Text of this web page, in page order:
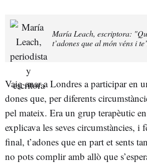
María Leach, escriptora:
t’adones que al món véns i
Vaig anar a Londres a participar en
dones que, per diferents
pel mateix. Era un grup terapèutic
explicava les seves circumstàncies, i
final, t’adones que en part et sents
no pots complir amb allò que